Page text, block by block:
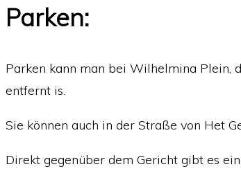
Parken:
Parken kann man bei Wilhelmina Plein,
entfernt is.
Sie können auch in der Straße von Het
Direkt gegenüber dem Gericht gibt es